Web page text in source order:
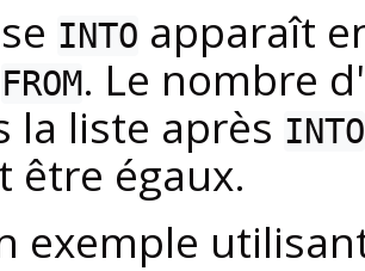
INTO apparaît
FROM. Le nombre
la liste après INTO
être égaux.
exemple